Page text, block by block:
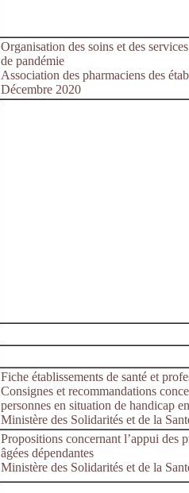
Organisation des soins et des
de pandémie
Association des pharmaciens des
Décembre 2020
Fiche établissements de santé et
Consignes et recommandations
personnes en situation de handicap
Ministère des Solidarités et de la
Propositions concernant l’appui des
âgées dépendantes
Ministère des Solidarités et de la